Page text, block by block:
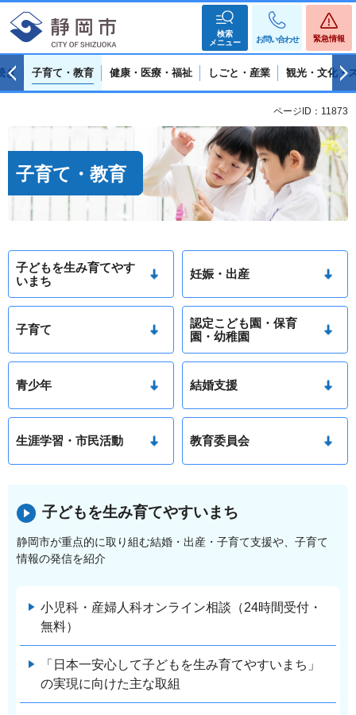
検索
メニュー
お問い合わせ 緊急情報
き 子育て・教育 健康・医療・福祉 しごと・産業 観光・文化・
ページID：11873
子育て・教育
子どもを生み育てやす
いまち
妊娠・出産
子育て
認定こども園・保育
園・幼稚園
青少年 結婚支援
生涯学習・市民活動 教育委員会
子どもを生み育てやすいまち
静岡市が重点的に取り組む結婚・出産・子育て支援や、子育て
情報の発信を紹介
小児科・産婦人科オンライン相談（24時間受付・
無料）
「日本一安心して子どもを生み育てやすいまち」
の実現に向けた主な取組